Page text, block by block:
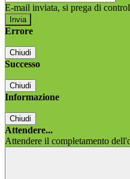
E-mail inviata, si prega di
Errore
Chiudi
Successo
Chiudi
Informazione
Chiudi
Attendere...
Attendere il completamento